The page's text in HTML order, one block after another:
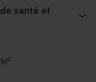
santé et